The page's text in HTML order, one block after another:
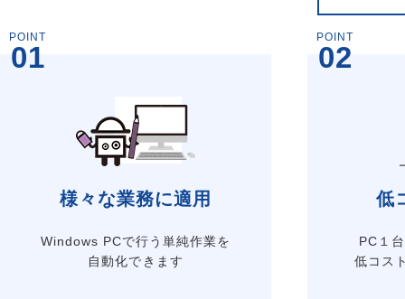
POINT
01
様々な業務に適用
Windows PCで行う単純作業を
自動化できます
POINT
02
低
PC１
低コス